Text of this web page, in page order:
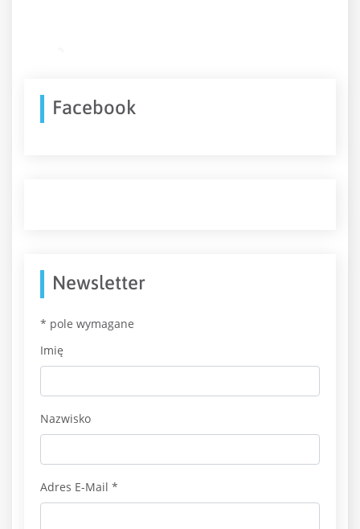
Facebook
Newsletter
* pole wymagane
Imię
Nazwisko
Adres E-Mail *